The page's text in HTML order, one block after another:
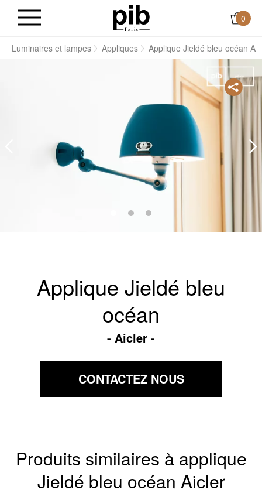
0
Luminaires et lampes Appliques Applique Jieldé bleu océan
Applique Jieldé bleu
océan
Aicler
CONTACTEZ NOUS
Produits similaires à applique
Jieldé bleu océan Aicler